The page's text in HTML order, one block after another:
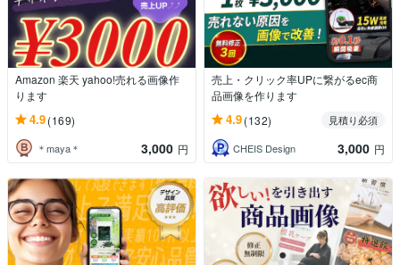
Amazon 楽天 yahoo!売れる画像作
ります
4.9(169)
＊maya＊ 3,000 円
売上・クリック率UPに繋がるec商
品画像を作ります
4.9(132)
見積り必須
CHEIS Design
3,000 円